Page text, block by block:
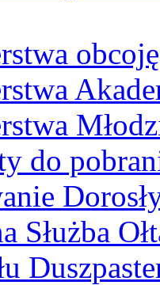
do
Służba